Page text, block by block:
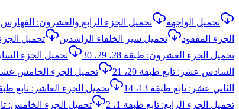
تحميل الواجهة تحميل الجزء الرابع والعشرون: الفهارس 1
الجزء المفقود
تحميل سير الخلفاء الراشدين تحميل الجزء
تحميل الجزء العشرون: طبقة 28، 29، 30
تحميل الجزء السابع
السادس عشر: تابع طبقة 20، 21
تحميل الجزء الخامس عشر: تابع
الثاني عشر: تابع طبقة 13، 14
تحميل الجزء العاشر: تابع طبقة 10،
تحميل الجزء الرابع: تابع طبقة 1، 2
تحميل الجزء الخامس: تابع